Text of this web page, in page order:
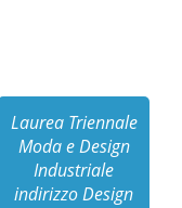
Laurea Triennale
Moda e Design
Industriale
indirizzo Design